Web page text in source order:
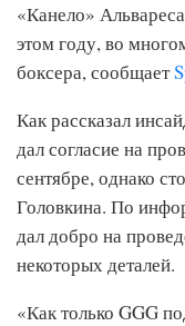
«Канело»
этом году, во
боксера, сообщает
Как рассказал
дал согласие на
сентябре, однако
Головкина. По
дал добро на
некоторых деталей.
«Как только GGG